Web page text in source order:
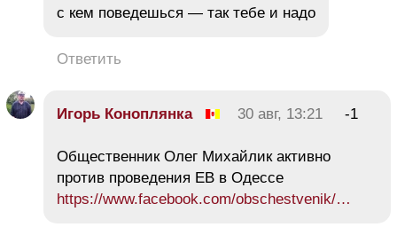
с кем поведешься — так тебе и надо
Ответить
Игорь Коноплянка 30 авг, 13:21 -1
Общественник Олег Михайлик активно
против проведения ЕВ в Одессе
https://www.facebook.com/obschestvenik/…